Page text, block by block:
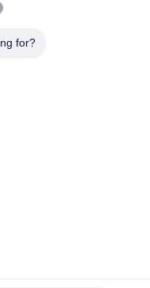
Wuxi, επαρχία
for?